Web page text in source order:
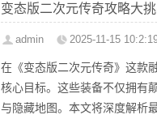
变态版二次元传奇攻略大
admin 2025-11-15
在《变态版二次元传奇》这款
核心目标。这些装备不仅拥有
与隐藏地图。本文将深度解析